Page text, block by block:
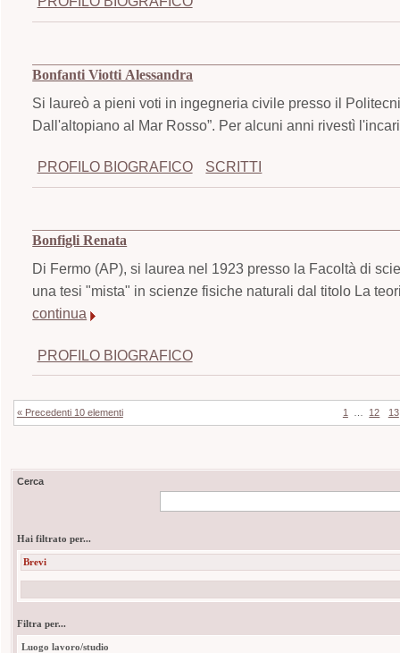
Bonfanti Viotti Alessandra
Si laureò a pieni voti in ingegneria civile presso il
Dall'altopiano al Mar Rosso”. Per alcuni anni rivestì
PROFILO BIOGRAFICO SCRITTI
Bonfigli Renata
Di Fermo (AP), si laurea nel 1923 presso la Facoltà di
una tesi "mista" in scienze fisiche naturali dal titolo La
continua
PROFILO BIOGRAFICO
« Precedenti 10 elementi 1 12 13
Cerca
Hai filtrato per...
Brevi
Filtra per...
Luogo lavoro/studio